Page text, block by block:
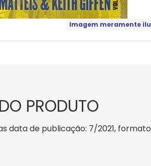
Imagem meramente
PRODUTO
data de publicação: 7/2021,